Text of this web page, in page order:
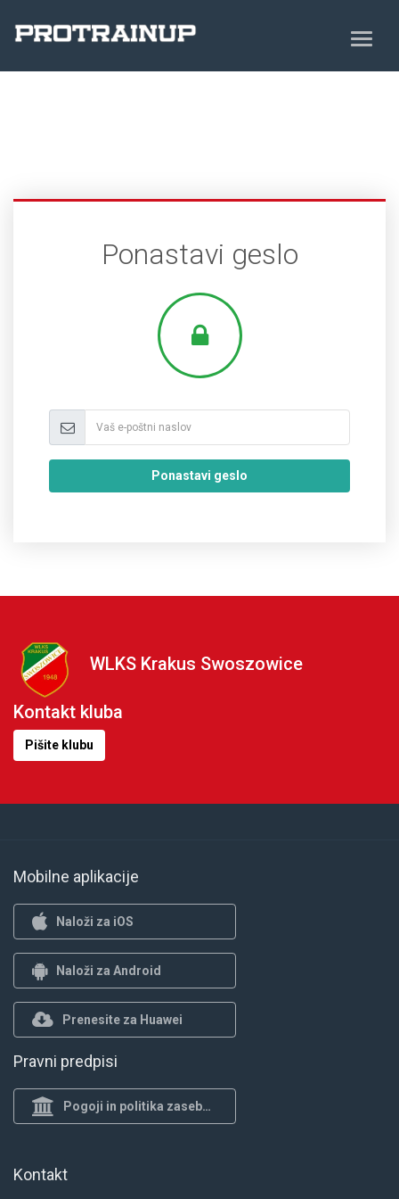
Ponastavi geslo
Ponastavi geslo
WLKS Krakus Swoszowice
Kontakt kluba
Pišite klubu
Mobilne aplikacije
Naloži za iOS
Naloži za Android
Prenesite za Huawei
Pravni predpisi
Pogoji in politika zasebnosti
Kontakt